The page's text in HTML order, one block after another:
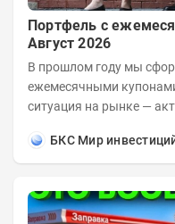
Портфель с
Август 2026
В прошлом году мы
ежемесячными
ситуация на рынке —
БКС Мир